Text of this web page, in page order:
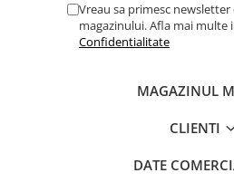
Vreau sa primesc
magazinului. Afla mai multe
Confidentialitate
MAGAZINUL
CLIENTI
DATE